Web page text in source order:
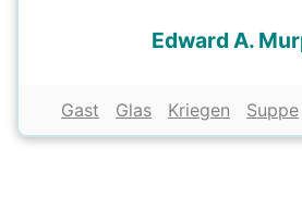
Edward A.
Gast Glas Kriegen Suppe